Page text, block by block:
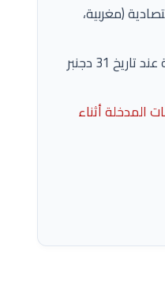
(مغربية،
ألا يتجاوز عمر المرشح 21 سنة عند تاريخ 31 دجنبر
المدخلة أثناء